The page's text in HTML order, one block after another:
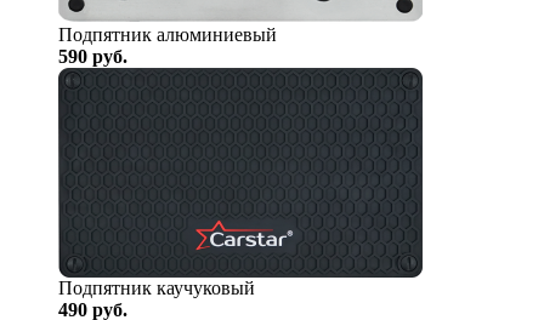
Подпятник алюминиевый
590 руб.
Подпятник каучуковый
490 руб.